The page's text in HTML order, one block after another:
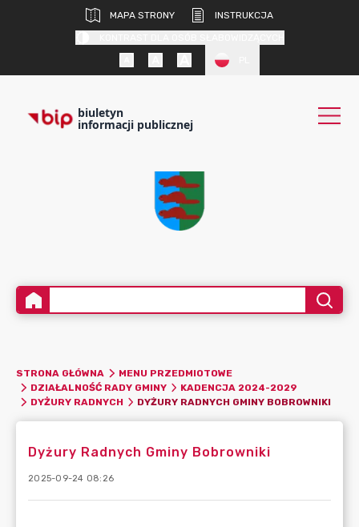
MAPA STRONY
INSTRUKCJA
biuletyn
informacji publicznej
STRONA GŁÓWNA
MENU PRZEDMIOTOWE
DZIAŁALNOŚĆ RADY GMINY
KADENCJA 2024-2029
DYŻURY RADNYCH
DYŻURY RADNYCH GMINY BOBROWNIKI
Dyżury Radnych Gminy Bobrowniki
2025-09-24 08:26